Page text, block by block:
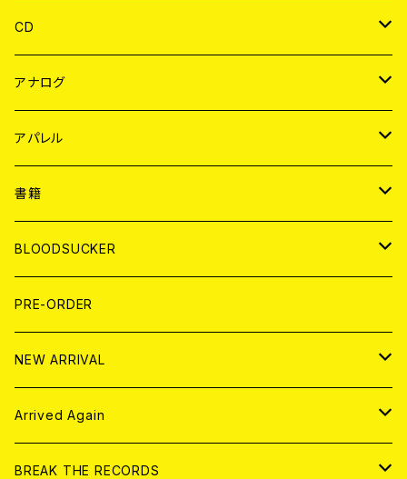
CD
JAPAN
WORLD
アナログ
JAPAN
７EP
LP
WORLD
7EP
LP
アパレル
JAPAN
T-shirt
HOOD
WORLD
T-shirt
HOOD
書籍
MAGAZINE
BOLLOCKS
EL ZINE
写真集 (PHOTOBOOK)
BLOODSUCKER
CD
アナログ
アパレル
書籍
PRE-ORDER
NEW ARRIVAL
CD
アナログ
Arrived Again
CD
BREAK THE RECORDS